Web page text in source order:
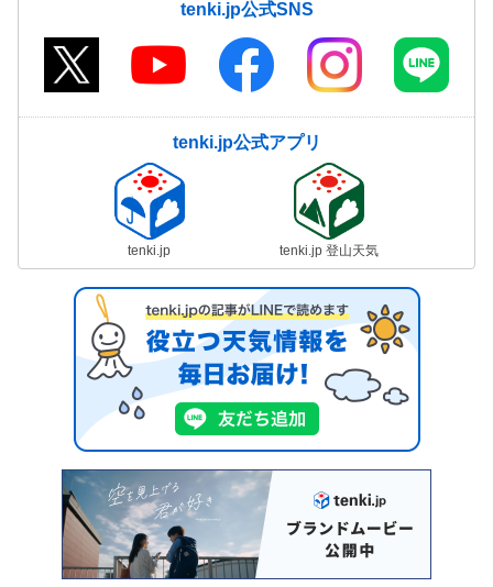
tenki.jp公式SNS
tenki.jp公式アプリ
tenki.jp tenki.jp 登山天気